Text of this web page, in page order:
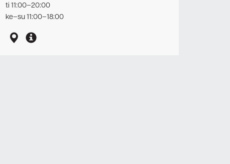
ti 11:00–20:00
ke–su 11:00–18:00